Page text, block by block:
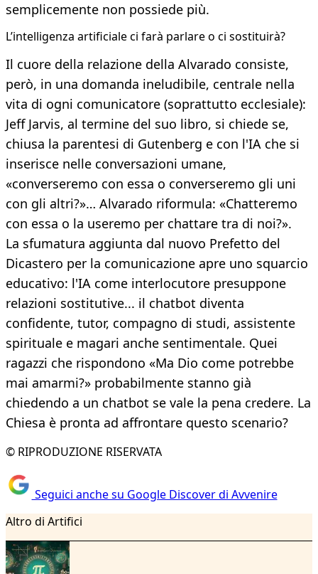
semplicemente non possiede più.
L’intelligenza artificiale ci farà parlare o ci sostituirà?
Il cuore della relazione della Alvarado consiste,
però, in una domanda ineludibile, centrale nella
vita di ogni comunicatore (soprattutto ecclesiale):
Jeff Jarvis, al termine del suo libro, si chiede se,
chiusa la parentesi di Gutenberg e con l'IA che si
inserisce nelle conversazioni umane,
«converseremo con essa o converseremo gli uni
con gli altri?»… Alvarado riformula: «Chatteremo
con essa o la useremo per chattare tra di noi?».
La sfumatura aggiunta dal nuovo Prefetto del
Dicastero per la comunicazione apre uno squarcio
educativo: l'IA come interlocutore presuppone
relazioni sostitutive... il chatbot diventa
confidente, tutor, compagno di studi, assistente
spirituale e magari anche sentimentale. Quei
ragazzi che rispondono «Ma Dio come potrebbe
mai amarmi?» probabilmente stanno già
chiedendo a un chatbot se vale la pena credere. La
Chiesa è pronta ad affrontare questo scenario?
© RIPRODUZIONE RISERVATA
Seguici anche su Google Discover di Avvenire
Altro di Artifici